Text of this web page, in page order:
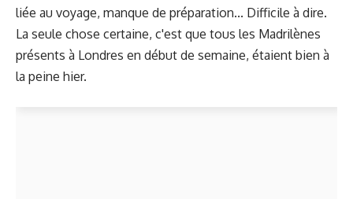
liée au voyage, manque de préparation... Difficile à dire.
La seule chose certaine, c'est que tous les Madrilènes
présents à Londres en début de semaine, étaient bien à
la peine hier.